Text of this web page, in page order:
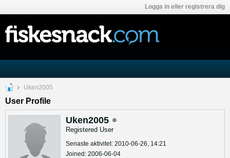
Logga in eller registrera dig
Uken2005
User Profile
Uken2005
Registered User
Senaste aktivitet: 2010-06-26, 14:21
Joined: 2006-06-04